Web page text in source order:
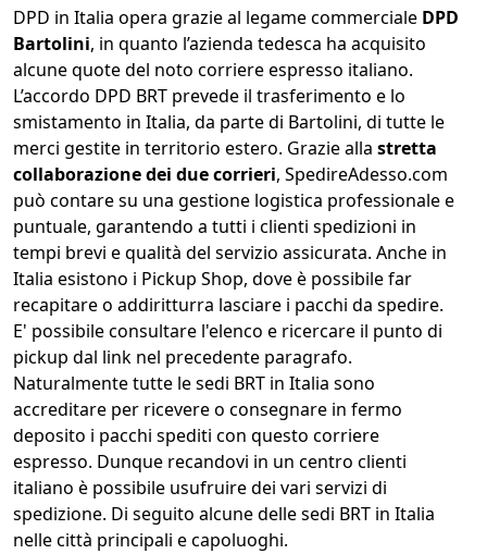
DPD in Italia opera grazie al legame commerciale DPD
Bartolini, in quanto l’azienda tedesca ha acquisito
alcune quote del noto corriere espresso italiano.
L’accordo DPD BRT prevede il trasferimento e lo
smistamento in Italia, da parte di Bartolini, di tutte le
merci gestite in territorio estero. Grazie alla stretta
collaborazione dei due corrieri, SpedireAdesso.com
può contare su una gestione logistica professionale e
puntuale, garantendo a tutti i clienti spedizioni in
tempi brevi e qualità del servizio assicurata. Anche in
Italia esistono i Pickup Shop, dove è possibile far
recapitare o addiritturra lasciare i pacchi da spedire.
E' possibile consultare l'elenco e ricercare il punto di
pickup dal link nel precedente paragrafo.
Naturalmente tutte le sedi BRT in Italia sono
accreditare per ricevere o consegnare in fermo
deposito i pacchi spediti con questo corriere
espresso. Dunque recandovi in un centro clienti
italiano è possibile usufruire dei vari servizi di
spedizione. Di seguito alcune delle sedi BRT in Italia
nelle città principali e capoluoghi.